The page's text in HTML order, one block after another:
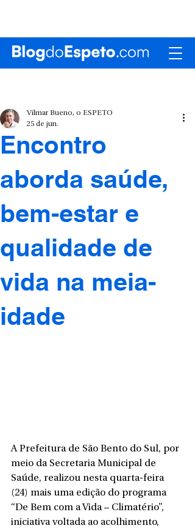
Encontro
aborda saúde,
bem-estar e
qualidade de
vida na meia-
idade
Vilmar Bueno, o ESPETO
25 de jun.
A Prefeitura de São Bento do Sul, por
meio da Secretaria Municipal de
Saúde, realizou nesta quarta-feira
(24) mais uma edição do programa
“De Bem com a Vida – Climatério”,
iniciativa voltada ao acolhimento,